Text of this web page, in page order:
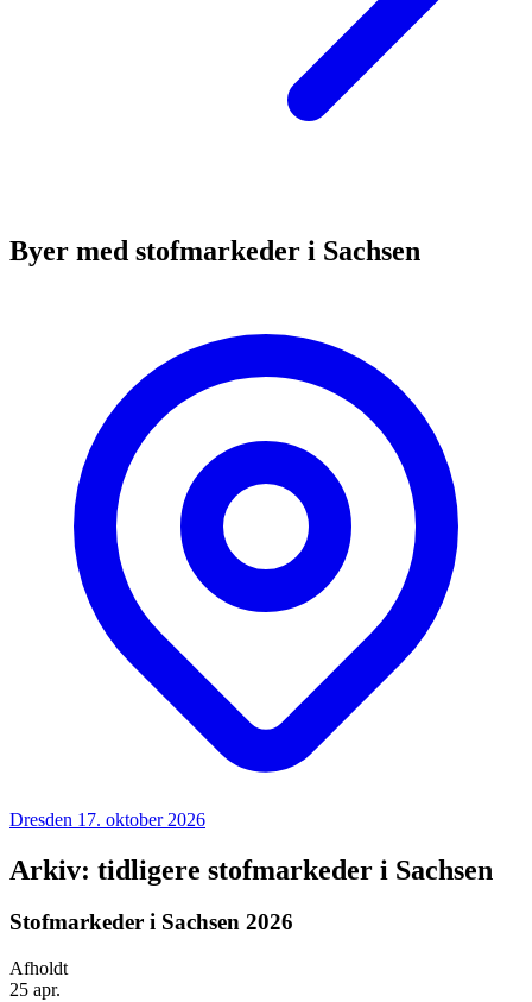
Byer med stofmarkeder i Sachsen
Dresden 17. oktober 2026
Arkiv: tidligere stofmarkeder i Sachsen
Stofmarkeder i Sachsen 2026
Afholdt
25 apr.